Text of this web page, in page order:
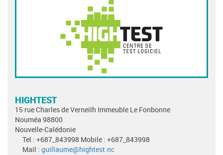
HIGHTEST
15 rue Charles de Verneilh Immeuble Le Fonbonne
Nouméa 98800
Nouvelle-Calédonie
Tel : +687_843998 Mobile : +687_843998
Mail : guillaume@hightest.nc